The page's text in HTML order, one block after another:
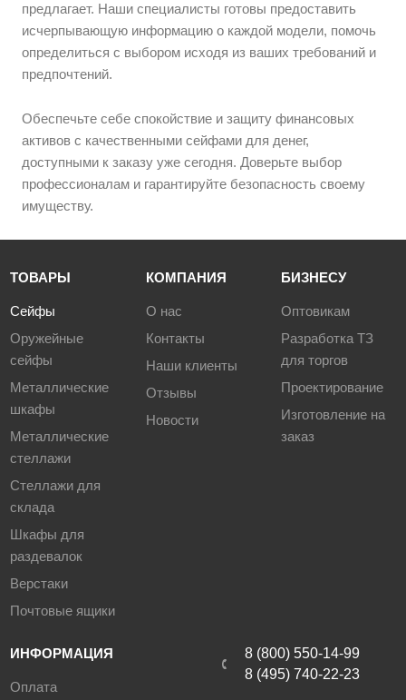
предлагает. Наши специалисты готовы предоставить
исчерпывающую информацию о каждой модели, помочь
определиться с выбором исходя из ваших требований и
предпочтений.
Обеспечьте себе спокойствие и защиту финансовых
активов с качественными сейфами для денег,
доступными к заказу уже сегодня. Доверьте выбор
профессионалам и гарантируйте безопасность своему
имуществу.
ТОВАРЫ
Сейфы
Оружейные
сейфы
Металлические
шкафы
Металлические
стеллажи
Стеллажи для
склада
Шкафы для
раздевалок
Верстаки
Почтовые ящики
КОМПАНИЯ
О нас
Контакты
Наши клиенты
Отзывы
Новости
БИЗНЕСУ
Оптовикам
Разработка ТЗ
для торгов
Проектирование
Изготовление на
заказ
ИНФОРМАЦИЯ
Оплата
8 (800) 550-14-99
8 (495) 740-22-23